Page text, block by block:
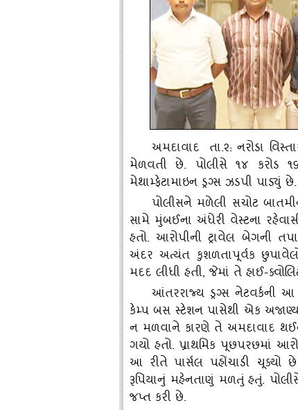
અમદાવાદ તા.૨: નરોડા
મેળવતી છે. પોલીસે ૧૪ કરોડ
મેથામ્‍ફેટામાઇન ડ્રગ્‍સ ઝડપી પાડ્‍યું છે.
પોલીસને મળેલી સચોટ
સામે મુંબઈના અંધેરી વેસ્‍ટના
હતો. આરોપીની ટ્રાવેલ બેગની
અંદર અત્‍યંત કુશળતાપૂર્વક
મદદ લીધી હતી, જેમાં તે હાઈ-
આંતરરાજ્‍ય ડ્રગ્‍સ નેટવર્કની
કેમ્‍પ બસ સ્‍ટેશન પાસેથી એક
ન મળવાને કારણે તે અમદાવાદ
ગયો હતો. પ્રાથમિક પૂછપરછમાં
આ રીતે પાર્સલ પહોંચાડી
રૂપિયાનું મહેનતાણું મળતું હતું.
જપ્ત કરી છે.